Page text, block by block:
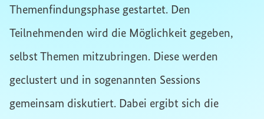
Themenfindungsphase gestartet. Den
Teilnehmenden wird die Möglichkeit gegeben,
selbst Themen mitzubringen. Diese werden
geclustert und in sogenannten Sessions
gemeinsam diskutiert. Dabei ergibt sich die